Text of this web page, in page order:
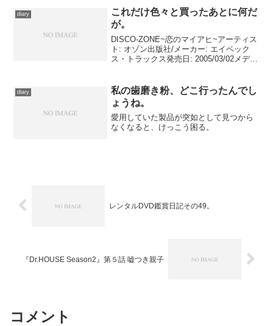
とまわしにして観てきた次第...
diary
これだけ色々と買ったあとに何だ
が。
DISCO-ZONE~恋のマイアヒ~アーティス
ト: オゾン出版社/メーカー: エイベック
ス・トラックス発売日: 2005/03/02メディ
になる...
diary
私の歯磨き粉、どこ行ったんでし
ょうね。
愛用していた製品が突如として見つから
なくなると、けっこう困る。
レンタルDVD鑑賞日記その49。
『Dr.HOUSE Season2』第５話 嘘つき親子
コメント